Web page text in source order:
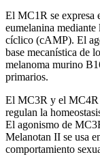
El MC1R se expresa
eumelanina
cíclico (cAMP). El
base mecanística de
melanoma murino
primarios.
El MC3R y el MC4R
regulan la
El agonismo de
Melanotan II se usa
comportamiento